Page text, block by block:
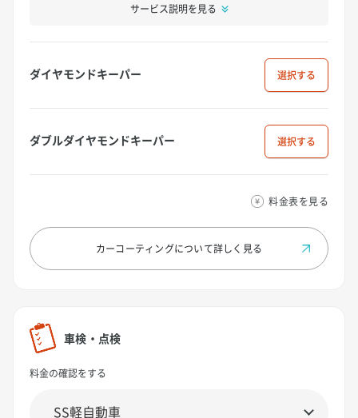
サービス説明を見る
ダイヤモンドキーパー 選択
ダブルダイヤモンドキーパー 選択
料金表を見る
カーコーティングについて詳しく見る
車検・点検
料金の確認をする